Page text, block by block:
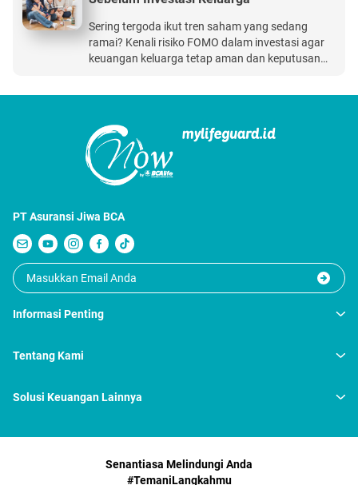
Sering tergoda ikut tren saham yang sedang
ramai? Kenali risiko FOMO dalam investasi agar
keuangan keluarga tetap aman dan keputusan
miliar.
PT Asuransi Jiwa BCA
Informasi Penting
Tentang Kami
Solusi Keuangan Lainnya
Senantiasa Melindungi Anda
#TemaniLangkahmu